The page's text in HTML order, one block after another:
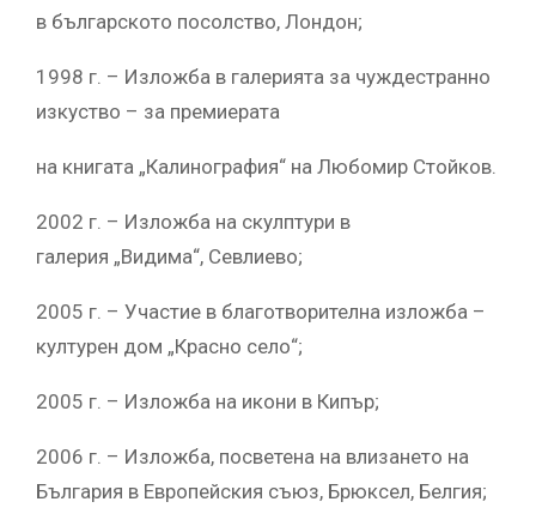
в българското посолство, Лондон;
1998 г. – Изложба в галерията за чуждестранно
изкуство – за премиерата
на книгата „Калинография“ на Любомир Стойков.
2002 г. – Изложба на скулптури в
галерия „Видима“, Севлиево;
2005 г. – Участие в благотворителна изложба –
културен дом „Красно село“;
2005 г. – Изложба на икони в Кипър;
2006 г. – Изложба, посветена на влизането на
България в Европейския съюз, Брюксел, Белгия;